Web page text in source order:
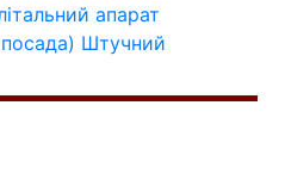
апарат
Штучний